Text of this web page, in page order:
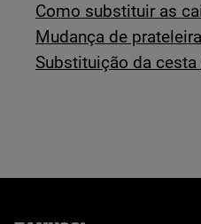
Como substituir as
Mudança de
Substituição da cesta